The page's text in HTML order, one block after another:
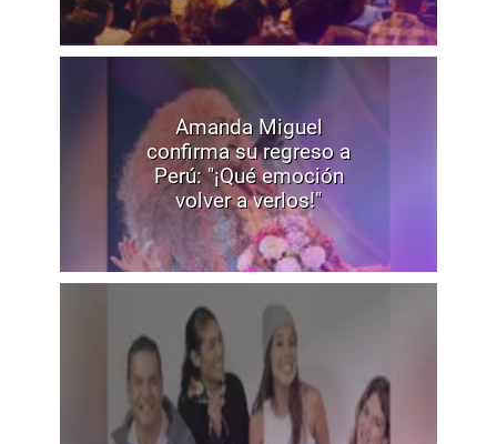
Amanda Miguel
confirma su regreso a
Perú: "¡Qué emoción
volver a verlos!"